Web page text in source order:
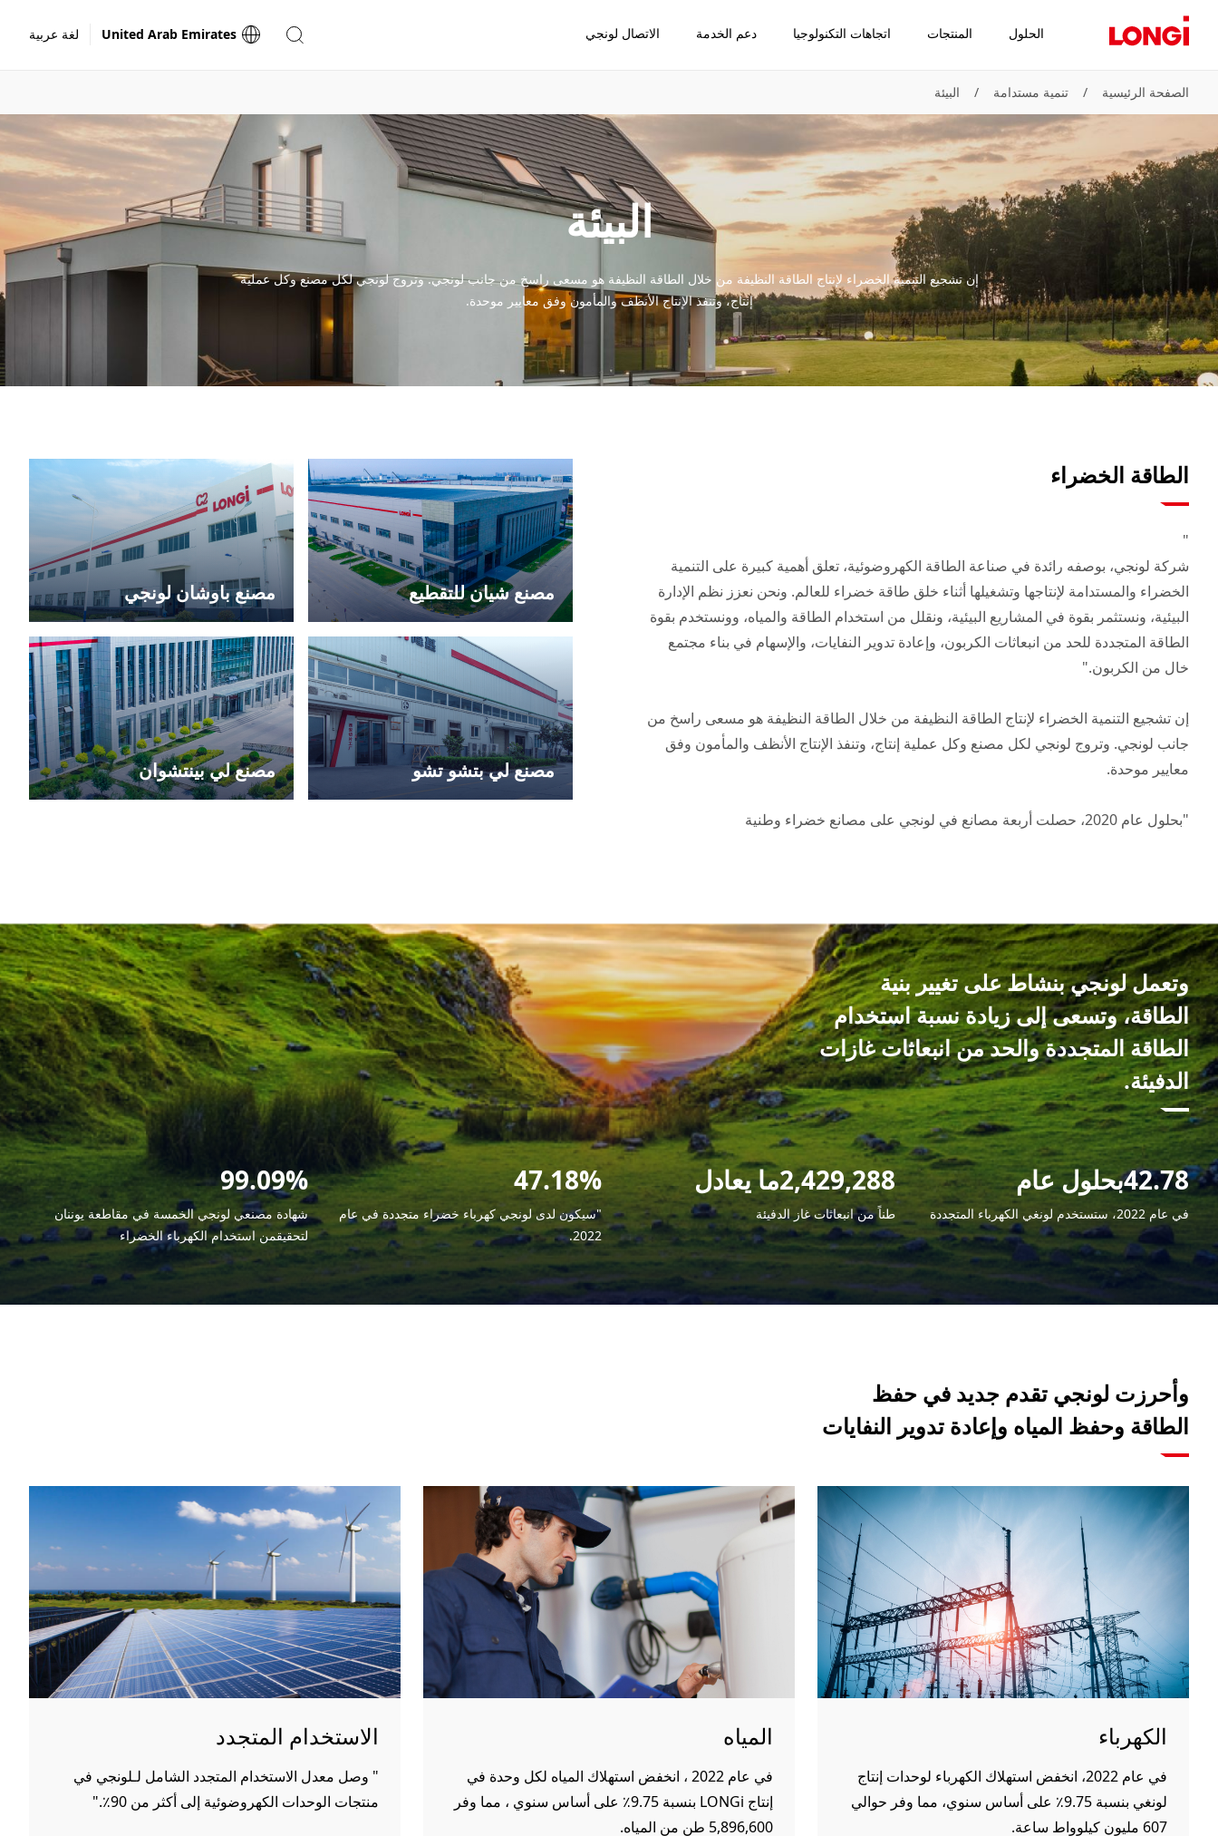
الحلول المنتجات اتجاهات التكنولوجيا دعم الخدمة الاتصال لونجي United Arab Emirates لغة عربية
الصفحة الرئيسية / تنمية مستدامة / البيئة
البيئة
إن تشجيع التنمية الخضراء لإنتاج الطاقة النظيفة من خلال الطاقة النظيفة هو مسعى راسخ من جانب لونجي. وتروج لونجي لكل مصنع وكل عملية
إنتاج، وتنفذ الإنتاج الأنظف والمأمون وفق معايير موحدة.
الطاقة الخضراء
شركة لونجي، بوصفه رائدة في صناعة الطاقة الكهروضوئية، تعلق أهمية كبيرة على التنمية
الخضراء والمستدامة لإنتاجها وتشغيلها أثناء خلق طاقة خضراء للعالم. ونحن نعزز نظم الإدارة
البيئية، ونستثمر بقوة في المشاريع البيئية، ونقلل من استخدام الطاقة والمياه، وونستخدم بقوة
الطاقة المتجددة للحد من انبعاثات الكربون، وإعادة تدوير النفايات، والإسهام في بناء مجتمع
إن تشجيع التنمية الخضراء لإنتاج الطاقة النظيفة من خلال الطاقة النظيفة هو مسعى راسخ من
جانب لونجي. وتروج لونجي لكل مصنع وكل عملية إنتاج، وتنفذ الإنتاج الأنظف والمأمون وفق
"بحلول عام 2020، حصلت أربعة مصانع في لونجي على مصانع خضراء وطنية
مصنع شيان للتقطيع مصنع باوشان لونجي
مصنع لي بتشو تشو مصنع لي بينتشوان
وتعمل لونجي بنشاط على تغيير بنية
الطاقة، وتسعى إلى زيادة نسبة استخدام
الطاقة المتجددة والحد من انبعاثات غازات
الدفيئة.
42.78بحلول عام
في عام 2022، ستستخدم لونغي الكهرباء المتجددة
2,429,288ما يعادل
طناً من انبعاثات غاز الدفيئة
47.18%
"سيكون لدى لونجي كهرباء خضراء متجددة في عام
2022.
99.09%
شهادة مصنعي لونجي الخمسة في مقاطعة يوننان
لتحقيقمن استخدام الكهرباء الخضراء
وأحرزت لونجي تقدم جديد في حفظ
الطاقة وحفظ المياه وإعادة تدوير النفايات
الكهرباء
في عام 2022، انخفض استهلاك الكهرباء لوحدات إنتاج
لونغي بنسبة 9.75٪ على أساس سنوي، مما وفر حوالي
607 مليون كيلوواط ساعة.
المياه
في عام 2022 ، انخفض استهلاك المياه لكل وحدة في
إنتاج LONGi بنسبة 9.75٪ على أساس سنوي ، مما وفر
5,896,600 طن من المياه.
الاستخدام المتجدد
" وصل معدل الاستخدام المتجدد الشامل لـلونجي في
منتجات الوحدات الكهروضوئية إلى أكثر من 90٪."